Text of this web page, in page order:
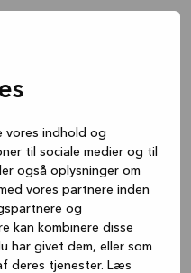
vores indhold og
til sociale medier og til
også oplysninger om
vores partnere inden
og
kan kombinere disse
har givet dem, eller som
deres tjenester. Læs